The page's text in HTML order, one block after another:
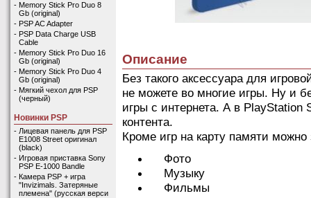
- Memory Stick Pro Duo 8
Gb (original)
- PSP AC Adapter
- PSP Data Charge USB
Cable
- Memory Stick Pro Duo 16
Gb (original)
- Memory Stick Pro Duo 4
Gb (original)
- Мягкий чехол для PSP
(черный)
Новинки PSP
- Лицевая панель для PSP
E1008 Street оригинал
(black)
- Игровая приставка Sony
PSP E-1000 Bandle
- Камера PSP + игра
"Invizimals. Затеряные
племена" (русская верси
Описание
Без такого аксессуара для
не можете во многие игры. Ну и
игры с интернета. А в PlayStation
контента.
Кроме игр на карту памяти можно
Фото
Музыку
Фильмы